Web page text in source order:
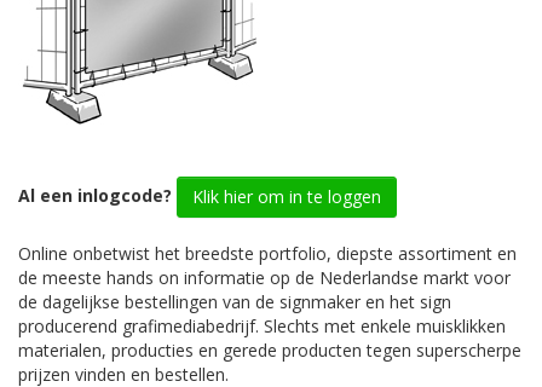
Al een inlogcode? Klik hier om in te loggen
Online onbetwist het breedste portfolio, diepste assortiment en
de meeste hands on informatie op de Nederlandse markt voor
de dagelijkse bestellingen van de signmaker en het sign
producerend grafimediabedrijf. Slechts met enkele muisklikken
materialen, producties en gerede producten tegen superscherpe
prijzen vinden en bestellen.